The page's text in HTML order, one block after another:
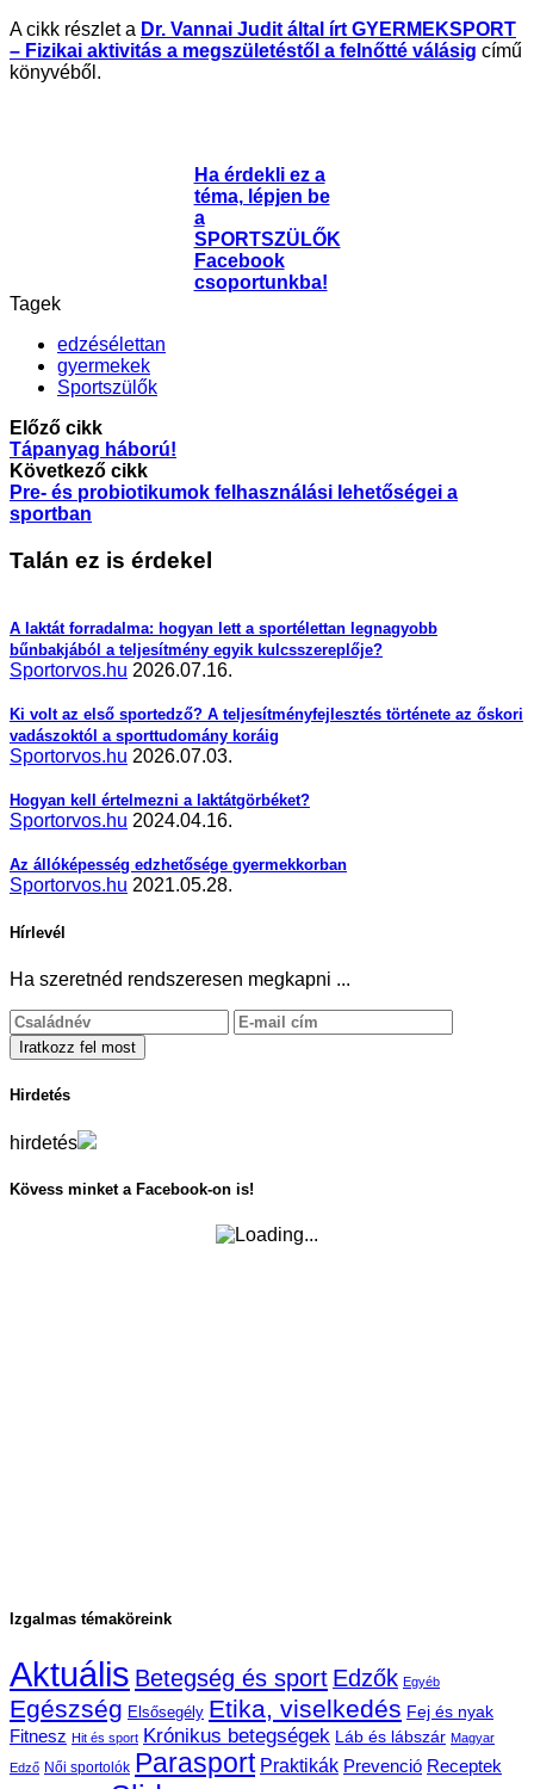
A cikk részlet a Dr. Vannai Judit által írt GYERMEKSPORT
– Fizikai aktivitás a megszületéstől a felnőtté válásig című
könyvéből.
Ha érdekli ez a
téma, lépjen be
a
SPORTSZÜLŐK
Facebook
csoportunkba!
Tagek
edzésélettan
gyermekek
Sportszülők
Előző cikk
Tápanyag háború!
Következő cikk
Pre- és probiotikumok felhasználási lehetőségei a
sportban
Talán ez is érdekel
A laktát forradalma: hogyan lett a sportélettan legnagyobb
bűnbakjából a teljesítmény egyik kulcsszereplője?
Sportorvos.hu 2026.07.16.
Ki volt az első sportedző? A teljesítményfejlesztés története az őskori
vadászoktól a sporttudomány koráig
Sportorvos.hu 2026.07.03.
Hogyan kell értelmezni a laktátgörbéket?
Sportorvos.hu 2024.04.16.
Az állóképesség edzhetősége gyermekkorban
Sportorvos.hu 2021.05.28.
Hírlevél
Ha szeretnéd rendszeresen megkapni ...
Hirdetés
hirdetés
Kövess minket a Facebook-on is!
Izgalmas témaköreink
Aktuális Betegség és sport Edzők Egyéb
Egészség Elsősegély Etika, viselkedés Fej és nyak
Fitnesz Hit és sport Krónikus betegségek Láb és lábszár Magyar
Edző Női sportolók Parasport Praktikák Prevenció Receptek